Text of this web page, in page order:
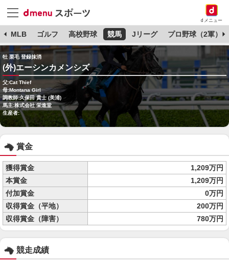
dメニュー
MLB ゴルフ 高校野球 競馬 Jリーグ プロ野球（2軍）
牡 栗毛 登録抹消
(外)エーシンカメンシズ
父:Cat Thief
母:Montana Girl
調教師:久保田 貴士 (美浦)
馬主:株式会社 栄進堂
生産者:
賞金
獲得賞金
1,209万円
本賞金
1,209万円
付加賞金
0万円
収得賞金（平地）
200万円
収得賞金（障害）
780万円
競走成績